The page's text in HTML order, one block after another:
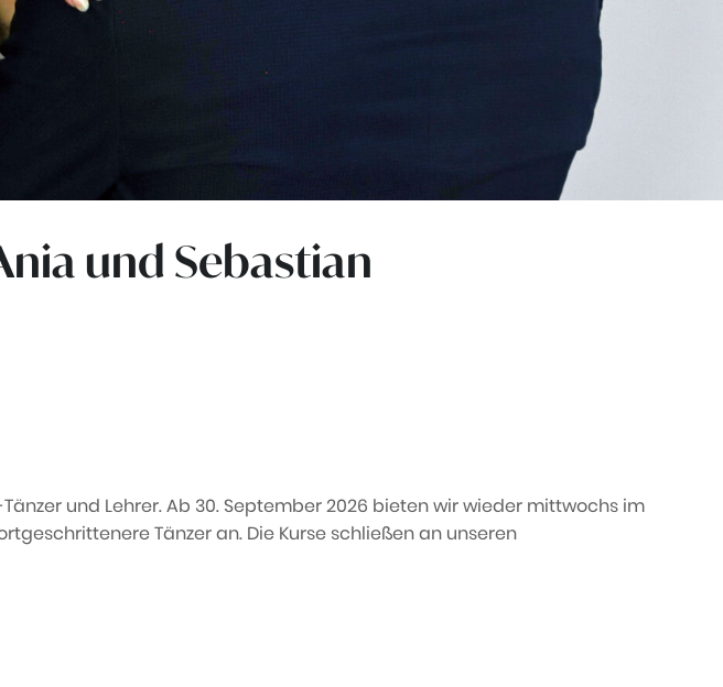
und Sebastian
und Lehrer. Ab 30. September 2026 bieten wir wieder mittwochs im
Tänzer an. Die Kurse schließen an unseren